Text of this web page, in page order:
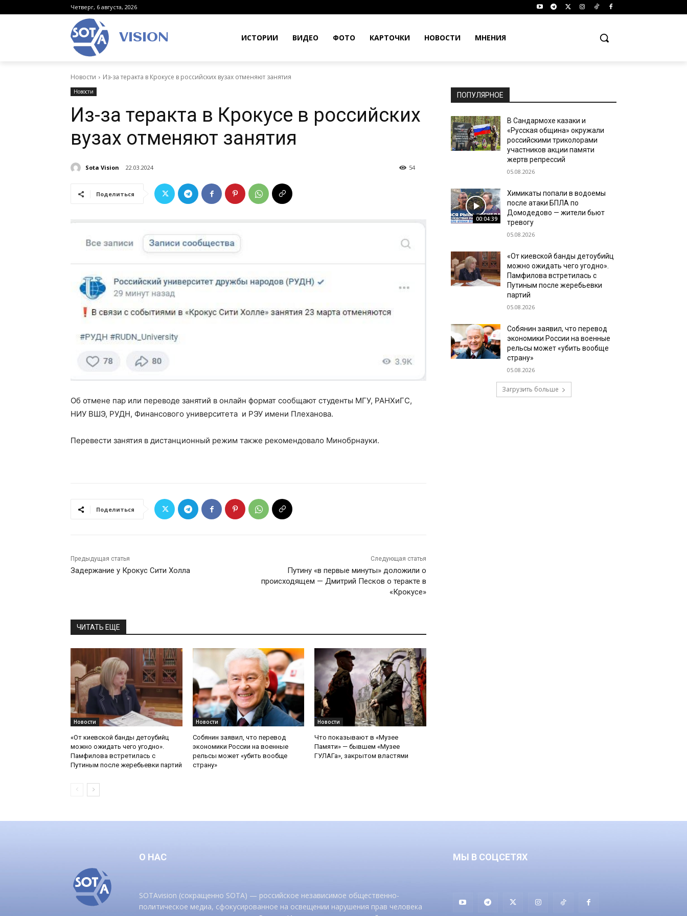
Четверг, 6 августа, 2026
VISION ИСТОРИИ ВИДЕО ФОТО КАРТОЧКИ НОВОСТИ МНЕНИЯ
Новости Из-за теракта в Крокусе в российских вузах отменяют занятия
Новости
Из-за теракта в Крокусе в российских
вузах отменяют занятия
Sota Vision 22.03.2024 54
Поделиться
Об отмене пар или переводе занятий в онлайн формат сообщают студенты МГУ, РАНХиГС,
НИУ ВШЭ, РУДН, Финансового университета и РЭУ имени Плеханова.
Перевести занятия в дистанционный режим также рекомендовало Минобрнауки.
Поделиться
Предыдущая статья
Задержание у Крокус Сити Холла
Следующая статья
Путину «в первые минуты» доложили о
происходящем — Дмитрий Песков о теракте в
«Крокусе»
ЧИТАТЬ ЕЩЕ
Новости
«От киевской банды детоубийц
можно ожидать чего угодно».
Памфилова встретилась с
Путиным после жеребьевки партий
Новости
Собянин заявил, что перевод
экономики России на военные
рельсы может «убить вообще
страну»
Новости
Что показывают в «Музее
Памяти» — бывшем «Музее
ГУЛАГа», закрытом властями
ПОПУЛЯРНОЕ
В Сандармохе казаки и
«Русская община» окружали
российскими триколорами
участников акции памяти
жертв репрессий
05.08.2026
00:04:39
Химикаты попали в водоемы
после атаки БПЛА по
Домодедово — жители бьют
тревогу
05.08.2026
«От киевской банды детоубийц
можно ожидать чего угодно».
Памфилова встретилась с
Путиным после жеребьевки
партий
05.08.2026
Собянин заявил, что перевод
экономики России на военные
рельсы может «убить вообще
страну»
05.08.2026
Загрузить больше
О НАС
SOTAvision (сокращенно SOTA) — российское независимое общественно-
политическое медиа, сфокусированное на освещении нарушения прав человека
МЫ В СОЦСЕТЯХ